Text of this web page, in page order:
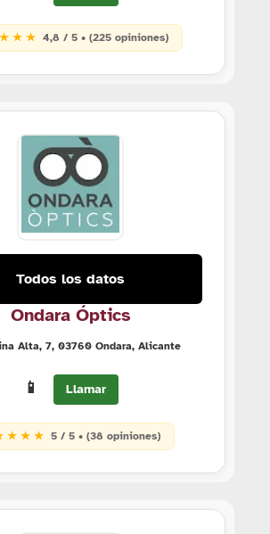
★ ★ 4,8 / 5 • (225 opiniones)
Todos los datos
Ondara Óptics
Alta, 7, 03760 Ondara, Alicante
📱 Llamar
★ ★ ★ 5 / 5 • (38 opiniones)